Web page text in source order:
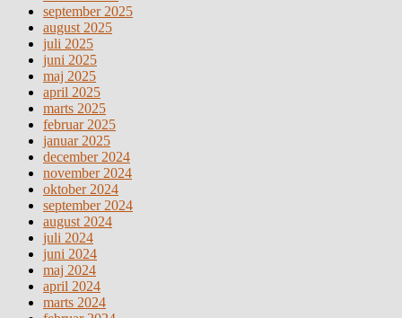
september 2025
august 2025
juli 2025
juni 2025
maj 2025
april 2025
marts 2025
februar 2025
januar 2025
december 2024
november 2024
oktober 2024
september 2024
august 2024
juli 2024
juni 2024
maj 2024
april 2024
marts 2024